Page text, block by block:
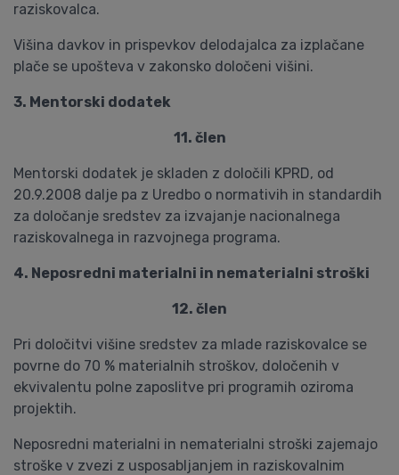
raziskovalca.
Višina davkov in prispevkov delodajalca za izplačane
plače se upošteva v zakonsko določeni višini.
3. Mentorski dodatek
11. člen
Mentorski dodatek je skladen z določili KPRD, od
20.9.2008 dalje pa z Uredbo o normativih in standardih
za določanje sredstev za izvajanje nacionalnega
raziskovalnega in razvojnega programa.
4. Neposredni materialni in nematerialni stroški
12. člen
Pri določitvi višine sredstev za mlade raziskovalce se
povrne do 70 % materialnih stroškov, določenih v
ekvivalentu polne zaposlitve pri programih oziroma
projektih.
Neposredni materialni in nematerialni stroški zajemajo
stroške v zvezi z usposabljanjem in raziskovalnim